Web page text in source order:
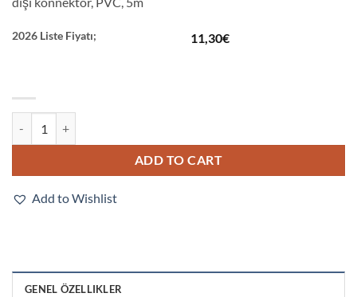
2026 Liste Fiyatı; 11,30€
ADD TO CART
Add to Wishlist
GENEL ÖZELLIKLER